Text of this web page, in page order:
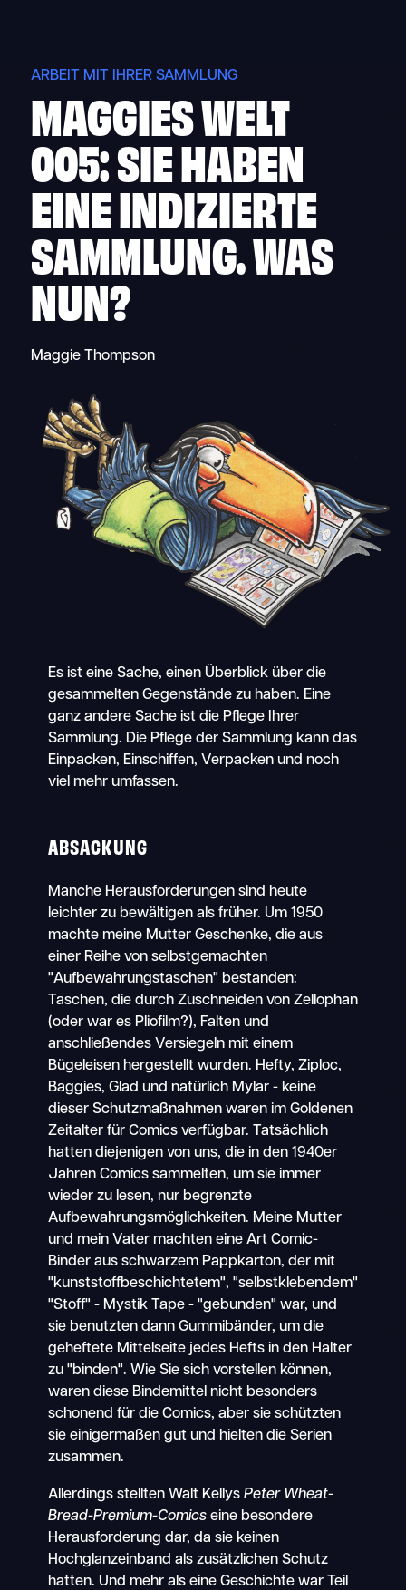
ARBEIT MIT IHRER SAMMLUNG
MAGGIES WELT
005: SIE HABEN
EINE INDIZIERTE
SAMMLUNG. WAS
NUN?
Maggie Thompson
Es ist eine Sache, einen Überblick über die
gesammelten Gegenstände zu haben. Eine
ganz andere Sache ist die Pflege Ihrer
Sammlung. Die Pflege der Sammlung kann das
Einpacken, Einschiffen, Verpacken und noch
viel mehr umfassen.
ABSACKUNG
Manche Herausforderungen sind heute
leichter zu bewältigen als früher. Um 1950
machte meine Mutter Geschenke, die aus
einer Reihe von selbstgemachten
"Aufbewahrungstaschen" bestanden:
Taschen, die durch Zuschneiden von Zellophan
(oder war es Pliofilm?), Falten und
anschließendes Versiegeln mit einem
Bügeleisen hergestellt wurden. Hefty, Ziploc,
Baggies, Glad und natürlich Mylar - keine
dieser Schutzmaßnahmen waren im Goldenen
Zeitalter für Comics verfügbar. Tatsächlich
hatten diejenigen von uns, die in den 1940er
Jahren Comics sammelten, um sie immer
wieder zu lesen, nur begrenzte
Aufbewahrungsmöglichkeiten. Meine Mutter
und mein Vater machten eine Art Comic-
Binder aus schwarzem Pappkarton, der mit
"kunststoffbeschichtetem", "selbstklebendem"
"Stoff" - Mystik Tape - "gebunden" war, und
sie benutzten dann Gummibänder, um die
geheftete Mittelseite jedes Hefts in den Halter
zu "binden". Wie Sie sich vorstellen können,
waren diese Bindemittel nicht besonders
schonend für die Comics, aber sie schützten
sie einigermaßen gut und hielten die Serien
zusammen.
Allerdings stellten Walt Kellys Peter Wheat-
Bread-Premium-Comicseine besondere
Herausforderung dar, da sie keinen
Hochglanzeinband als zusätzlichen Schutz
hatten. Und mehr als eine Geschichte war Teil